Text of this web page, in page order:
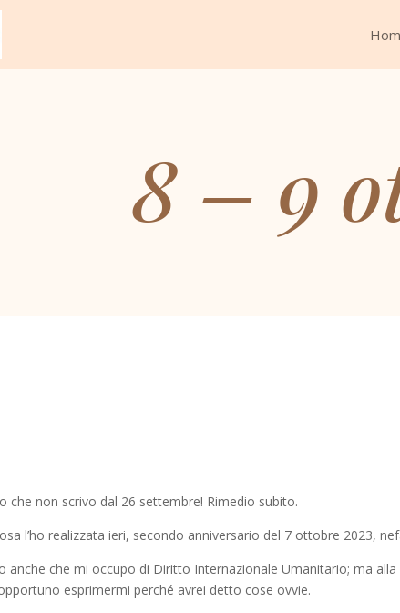
8 – 9
che non scrivo dal 26 settembre! Rimedio subito.
l’ho realizzata ieri, secondo anniversario del 7 ottobre 2023,
anche che mi occupo di Diritto Internazionale Umanitario; ma
esprimermi perché avrei detto cose ovvie.